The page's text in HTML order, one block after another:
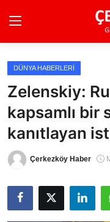
Ana Sayfa
Son Dakika
Ekonomi Haberleri
Magazin Haberleri
Spor Haberleri
DÜNYA HABERLERI
Zelenskiy:
kapsamlı bir
kanıtlayan
Çerkezköy Haber